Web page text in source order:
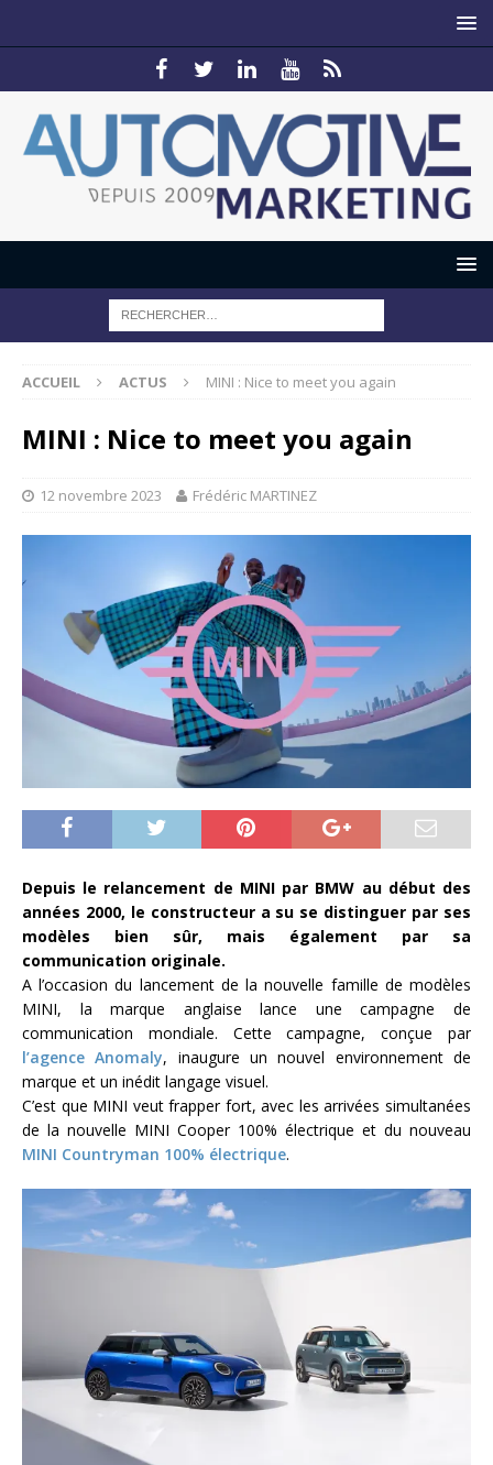
ACCUEIL ACTUS MINI : Nice to meet you again
MINI : Nice to meet you again
12 novembre 2023 Frédéric MARTINEZ
Depuis le relancement de MINI par BMW au début des
années 2000, le constructeur a su se distinguer par ses
modèles bien sûr, mais également par sa
communication originale.
A l’occasion du lancement de la nouvelle famille de modèles
MINI, la marque anglaise lance une campagne de
communication mondiale. Cette campagne, conçue par
l’agence Anomaly, inaugure un nouvel environnement de
marque et un inédit langage visuel.
C’est que MINI veut frapper fort, avec les arrivées simultanées
de la nouvelle MINI Cooper 100% électrique et du nouveau
MINI Countryman 100% électrique.